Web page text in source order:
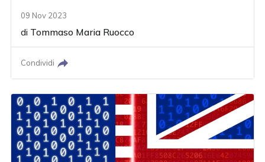
09 Nov 2023
di Tommaso Maria Ruocco
Condividi